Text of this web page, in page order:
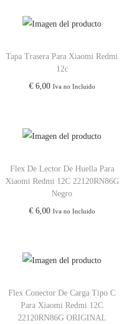
Tapa Trasera Para Xiaomi Redmi
12c
€6,00 Iva no Incluido
Flex De Lector De Huella Para
Xiaomi Redmi 12C 22120RN86G
Negro
€6,00 Iva no Incluido
Flex Conector De Carga Tipo C
Para Xiaomi Redmi 12C
22120RN86G ORIGINAL